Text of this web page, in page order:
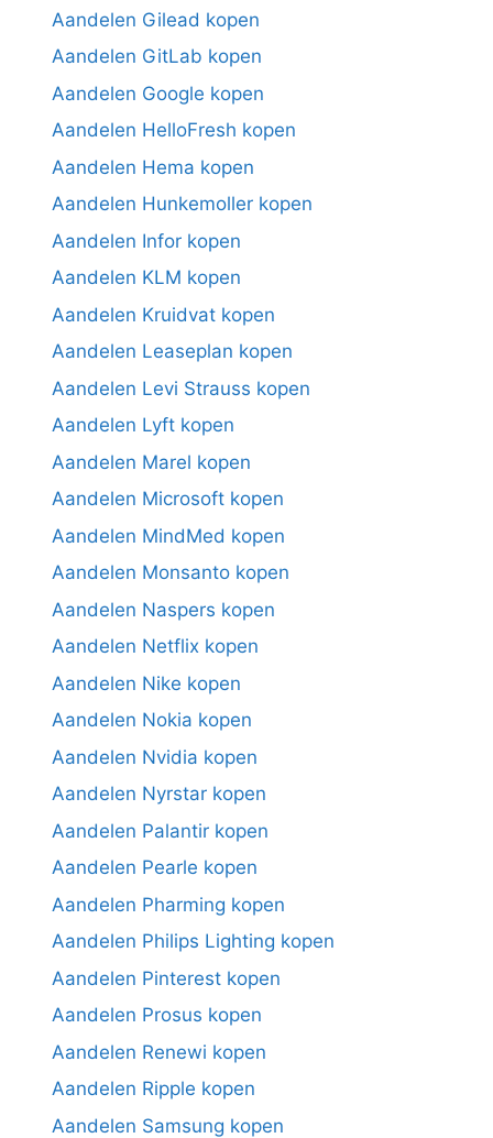
Aandelen Gilead kopen
Aandelen GitLab kopen
Aandelen Google kopen
Aandelen HelloFresh kopen
Aandelen Hema kopen
Aandelen Hunkemoller kopen
Aandelen Infor kopen
Aandelen KLM kopen
Aandelen Kruidvat kopen
Aandelen Leaseplan kopen
Aandelen Levi Strauss kopen
Aandelen Lyft kopen
Aandelen Marel kopen
Aandelen Microsoft kopen
Aandelen MindMed kopen
Aandelen Monsanto kopen
Aandelen Naspers kopen
Aandelen Netflix kopen
Aandelen Nike kopen
Aandelen Nokia kopen
Aandelen Nvidia kopen
Aandelen Nyrstar kopen
Aandelen Palantir kopen
Aandelen Pearle kopen
Aandelen Pharming kopen
Aandelen Philips Lighting kopen
Aandelen Pinterest kopen
Aandelen Prosus kopen
Aandelen Renewi kopen
Aandelen Ripple kopen
Aandelen Samsung kopen